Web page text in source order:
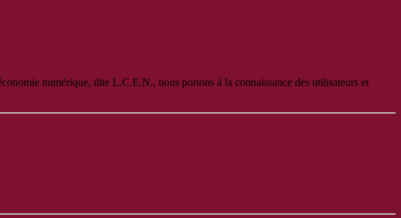
numérique, dite L.C.E.N., nous portons à la connaissance des utilisateurs et